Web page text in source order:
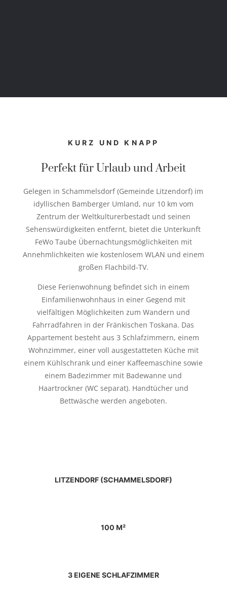
KURZ UND KNAPP
Perfekt für Urlaub und Arbeit
Gelegen in Schammelsdorf (Gemeinde Litzendorf) im
idyllischen Bamberger Umland, nur 10 km vom
Zentrum der Weltkulturerbestadt und seinen
Sehenswürdigkeiten entfernt, bietet die Unterkunft
FeWo Taube Übernachtungsmöglichkeiten mit
Annehmlichkeiten wie kostenlosem WLAN und einem
großen Flachbild-TV.
Diese Ferienwohnung befindet sich in einem
Einfamilienwohnhaus in einer Gegend mit
vielfältigen Möglichkeiten zum Wandern und
Fahrradfahren in der Fränkischen Toskana. Das
Appartement besteht aus 3 Schlafzimmern, einem
Wohnzimmer, einer voll ausgestatteten Küche mit
einem Kühlschrank und einer Kaffeemaschine sowie
einem Badezimmer mit Badewanne und
Haartrockner (WC separat). Handtücher und
Bettwäsche werden angeboten.
LITZENDORF (SCHAMMELSDORF)
100 M²
3 EIGENE SCHLAFZIMMER